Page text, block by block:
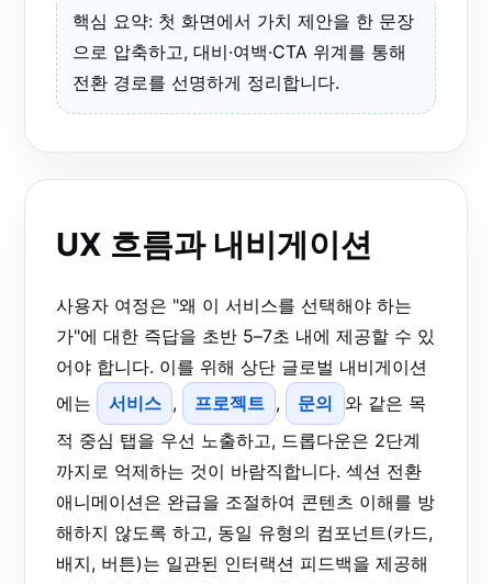
핵심 요약: 첫 화면에서 가치 제안을 한 문장
으로 압축하고, 대비·여백·CTA 위계를 통해
전환 경로를 선명하게 정리합니다.
UX 흐름과 내비게이션
사용자 여정은 "왜 이 서비스를 선택해야 하는
가"에 대한 즉답을 초반 5–7초 내에 제공할 수 있
어야 합니다. 이를 위해 상단 글로벌 내비게이션
에는
서비스 , 프로젝트 , 문의
와 같은 목
적 중심 탭을 우선 노출하고, 드롭다운은 2단계
까지로 억제하는 것이 바람직합니다. 섹션 전환
애니메이션은 완급을 조절하여 콘텐츠 이해를 방
해하지 않도록 하고, 동일 유형의 컴포넌트(카드,
배지, 버튼)는 일관된 인터랙션 피드백을 제공해